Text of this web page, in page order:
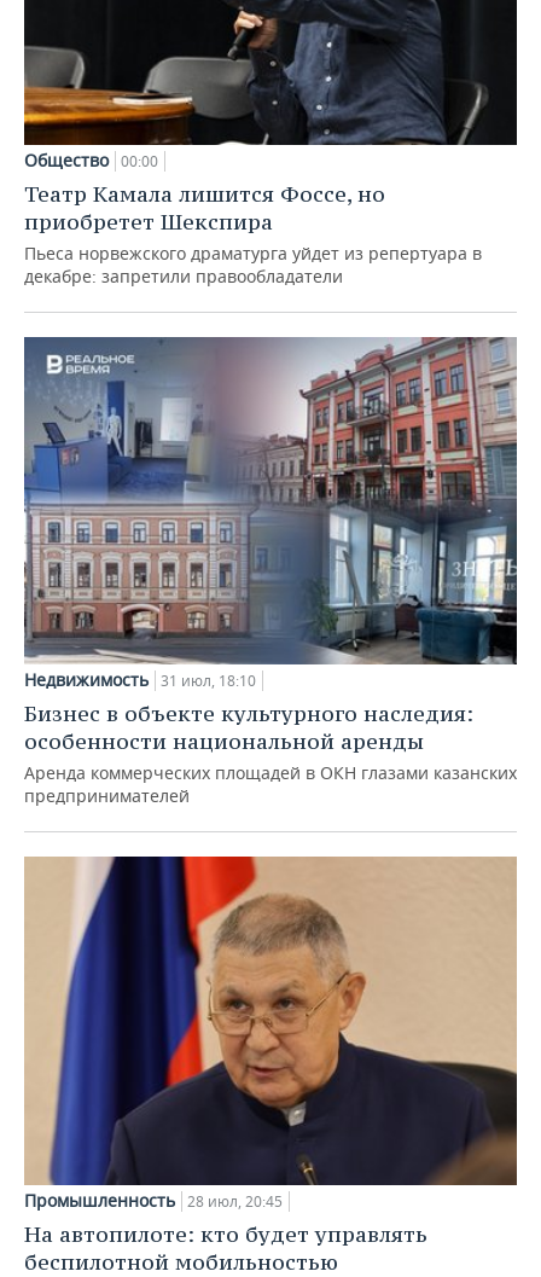
Общество 00:00
Театр Камала лишится Фоссе, но
приобретет Шекспира
Пьеса норвежского драматурга уйдет из репертуара в
декабре: запретили правообладатели
Недвижимость 31 июл, 18:10
Бизнес в объекте культурного наследия:
особенности национальной аренды
Аренда коммерческих площадей в ОКН глазами казанских
предпринимателей
Промышленность 28 июл, 20:45
На автопилоте: кто будет управлять
беспилотной мобильностью